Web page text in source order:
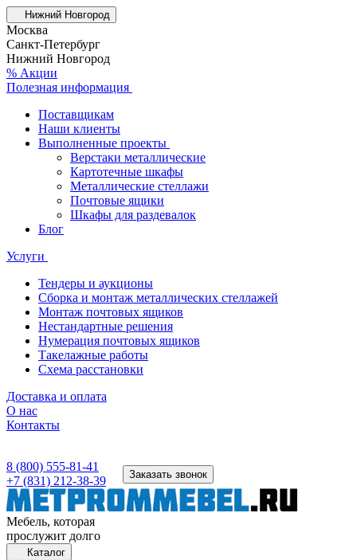
Нижний Новгород
Москва
Санкт-Петербург
Нижний Новгород
% Акции
Полезная информация
Поставщикам
Наши клиенты
Выполненные проекты
Верстаки металлические
Картотечные шкафы
Металлические стеллажи
Почтовые ящики
Шкафы для раздевалок
Блог
Услуги
Тендеры и аукционы
Сборка и монтаж металлических стеллажей
Монтаж почтовых ящиков
Нестандартные решения
Нумерация почтовых ящиков
Такелажные работы
Схема расстановки
Доставка и оплата
О нас
Контакты
8 (800) 555-81-41
+7 (831) 212-38-39
Заказать звонок
Мебель, которая
прослужит долго
Каталог